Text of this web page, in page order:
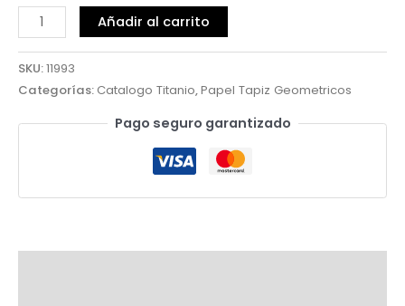
Añadir al carrito
SKU:11993
Categorías:Catalogo Titanio,Papel Tapiz Geometricos
Pago seguro garantizado